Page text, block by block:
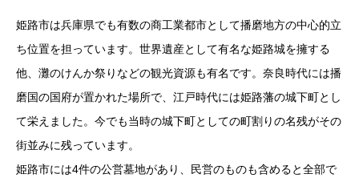
姫路市は兵庫県でも有数の商工業都市として播磨地方の中心的立
ち位置を担っています。世界遺産として有名な姫路城を擁する
他、灘のけんか祭りなどの観光資源も有名です。奈良時代には播
磨国の国府が置かれた場所で、江戸時代には姫路藩の城下町とし
て栄えました。今でも当時の城下町としての町割りの名残がその
街並みに残っています。
姫路市には4件の公営墓地があり、民営のものも含めると全部で